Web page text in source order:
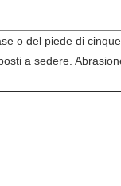
o del piede di
a sedere.